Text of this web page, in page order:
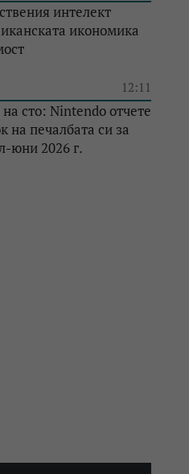
интелект
икономика
12:11
сто: Nintendo отчете
на печалбата си за
юни 2026 г.